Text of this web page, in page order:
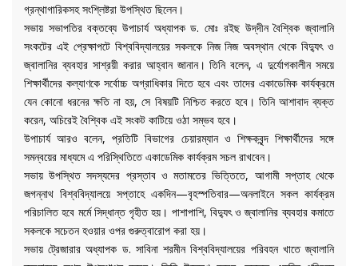
গ্রন্থাগারিকসহ সংশ্লিষ্টরা উপস্থিত ছিলেন।
সভায় সভাপতির বক্তব্যে উপাচার্য অধ্যাপক ড. মোঃ রইছ উদ্‌দীন বৈশ্বিক জ্বালানি
সংকটের এই প্রেক্ষাপটে বিশ্ববিদ্যালয়ের সকলকে নিজ নিজ অবস্থান থেকে বিদ্যুৎ ও
জ্বালানির ব্যবহার সাশ্রয়ী করার আহ্বান জানান। তিনি বলেন, এ দুর্যোগকালীন সময়ে
শিক্ষার্থীদের কল্যাণকে সর্বোচ্চ অগ্রাধিকার দিতে হবে এবং তাদের একাডেমিক কার্যক্রমে
যেন কোনো ধরনের ক্ষতি না হয়, সে বিষয়টি নিশ্চিত করতে হবে। তিনি আশাবাদ ব্যক্ত
করেন, অচিরেই বৈশ্বিক এই সংকট কাটিয়ে ওঠা সম্ভব হবে।
উপাচার্য আরও বলেন, প্রতিটি বিভাগের চেয়ারম্যান ও শিক্ষকবৃন্দ শিক্ষার্থীদের সঙ্গে
সমন্বয়ের মাধ্যমে এ পরিস্থিতিতে একাডেমিক কার্যক্রম সচল রাখবেন।
সভায় উপস্থিত সদস্যদের প্রস্তাব ও মতামতের ভিত্তিতে, আগামী সপ্তাহ থেকে
জগন্নাথ বিশ্ববিদ্যালয়ে সপ্তাহে একদিন—বৃহস্পতিবার—অনলাইনে সকল কার্যক্রম
পরিচালিত হবে মর্মে সিদ্ধান্ত গৃহীত হয়। পাশাপাশি, বিদ্যুৎ ও জ্বালানির ব্যবহার কমাতে
সকলকে সচেতন হওয়ার ওপর গুরুত্বারোপ করা হয়।
সভায় ট্রেজারার অধ্যাপক ড. সাবিনা শরমীন বিশ্ববিদ্যালয়ের পরিবহন খাতে জ্বালানি